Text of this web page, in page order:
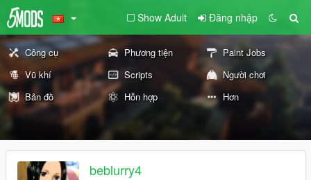
Show Adult Đăng nhập
Công cụ Phương tiện
Paint Jobs
Vũ khí
Scripts
Người chơi
Bản đồ
Hỗn hợp Hơn
beblurry4